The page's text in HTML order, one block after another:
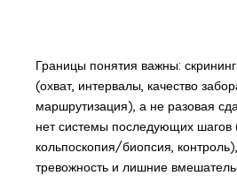
Границы понятия важны:
(охват, интервалы, качество
маршрутизация), а не разовая
нет системы последующих шагов
кольпоскопия/биопсия,
тревожность и лишние